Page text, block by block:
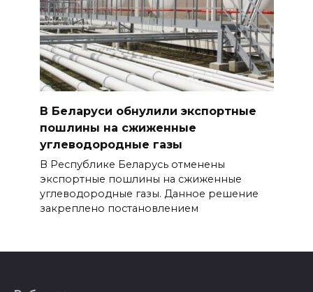
В Беларуси обнулили экспортные
пошлины на сжиженные
углеводородные газы
В Республике Беларусь отменены
экспортные пошлины на сжиженные
углеводородные газы. Данное решение
закреплено постановлением